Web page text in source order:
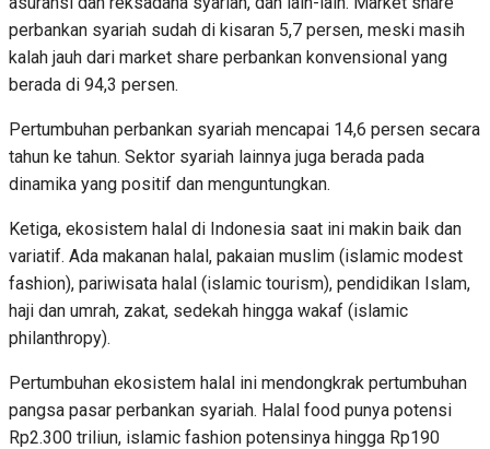
perbankan syariah sudah di kisaran 5,7 persen, meski masih
kalah jauh dari market share perbankan konvensional yang
berada di 94,3 persen.
Pertumbuhan perbankan syariah mencapai 14,6 persen secara
tahun ke tahun. Sektor syariah lainnya juga berada pada
dinamika yang positif dan menguntungkan.
Ketiga, ekosistem halal di Indonesia saat ini makin baik dan
variatif. Ada makanan halal, pakaian muslim (islamic modest
fashion), pariwisata halal (islamic tourism), pendidikan Islam,
haji dan umrah, zakat, sedekah hingga wakaf (islamic
philanthropy).
Pertumbuhan ekosistem halal ini mendongkrak pertumbuhan
pangsa pasar perbankan syariah. Halal food punya potensi
Rp2.300 triliun, islamic fashion potensinya hingga Rp190